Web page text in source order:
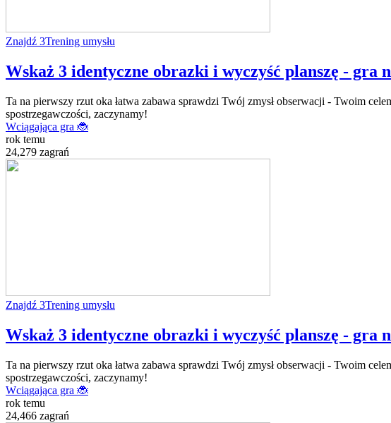
Znajdź 3Trening umysłu
Wskaż 3 identyczne obrazki i wyczyść planszę - gra
Ta na pierwszy rzut oka łatwa zabawa sprawdzi Twój zmysł obserwacji - Twoim
spostrzegawczości, zaczynamy!
Wciągająca gra 🐞
rok temu
24,279 zagrań
Znajdź 3Trening umysłu
Wskaż 3 identyczne obrazki i wyczyść planszę - gra
Ta na pierwszy rzut oka łatwa zabawa sprawdzi Twój zmysł obserwacji - Twoim
spostrzegawczości, zaczynamy!
Wciągająca gra 🐞
rok temu
24,466 zagrań